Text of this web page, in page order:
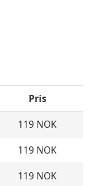
Pris
119 NOK
119 NOK
119 NOK